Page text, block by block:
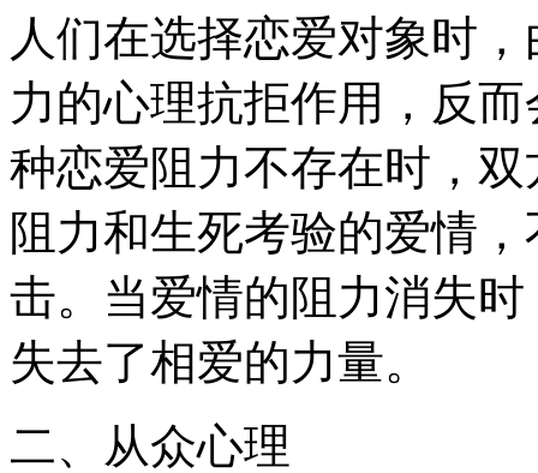
人们在选择恋爱对象时
力的心理抗拒作用，反
种恋爱阻力不存在时，
阻力和生死考验的爱情
击。当爱情的阻力消失
失去了相爱的力量。
二、从众心理